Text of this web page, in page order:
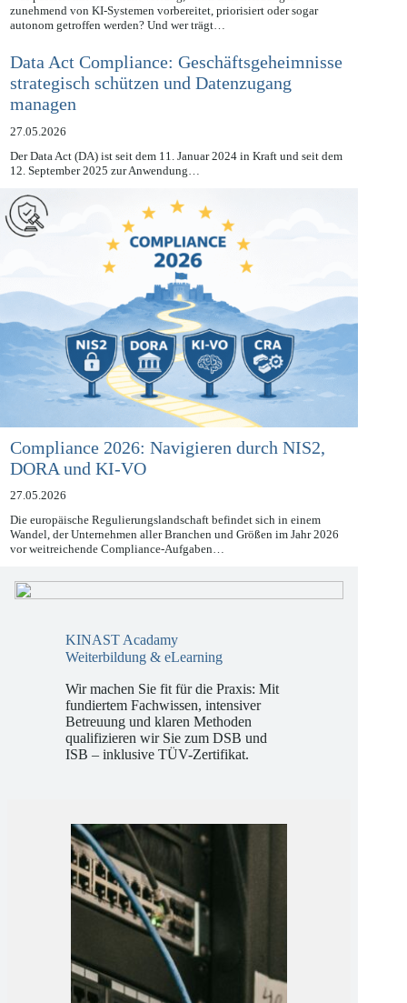
Was passiert mit der Verantwortung, wenn Entscheidungen
zunehmend von KI-Systemen vorbereitet, priorisiert oder sogar
Data Act Compliance: Geschäftsgeheimnisse
strategisch schützen und Datenzugang
managen
27.05.2026
Der Data Act (DA) ist seit dem 11. Januar 2024 in Kraft und seit dem
Compliance 2026: Navigieren durch NIS2,
DORA und KI-VO
27.05.2026
Die europäische Regulierungslandschaft befindet sich in einem
Wandel, der Unternehmen aller Branchen und Größen im Jahr 2026
KINAST Acadamy
Wir machen Sie fit für die Praxis: Mit
fundiertem Fachwissen, intensiver
Betreuung und klaren Methoden
qualifizieren wir Sie zum DSB und